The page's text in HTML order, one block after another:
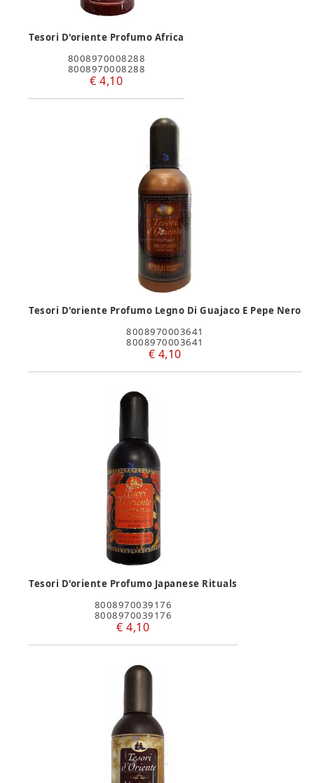
Tesori D'oriente Profumo Africa
8008970008288
8008970008288
€ 4,10
Tesori D'oriente Profumo Legno Di Guajaco E Pepe Nero
8008970003641
8008970003641
€ 4,10
Tesori D'oriente Profumo Japanese Rituals
8008970039176
8008970039176
€ 4,10